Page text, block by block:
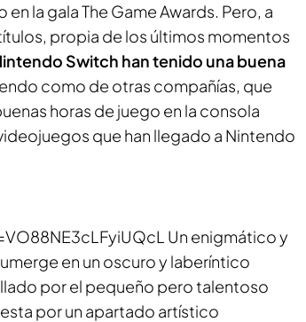
en la gala The Game Awards. Pero, a
propia de los últimos momentos
Switch han tenido una buena
como de otras compañías, que
horas de juego en la consola
que han llegado a Nintendo
Un enigmático y
en un oscuro y laberíntico
por el pequeño pero talentoso
por un apartado artístico